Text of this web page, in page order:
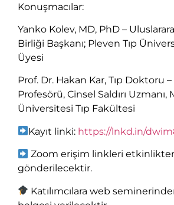
Konuşmacılar:
Yanko Kolev, MD, PhD –
Birliği Başkanı; Pleven Tıp
Üyesi
Prof. Dr. Hakan Kar, Tıp Doktoru –
Profesörü, Cinsel Saldırı Uzmanı,
Üniversitesi Tıp Fakültesi
Kayıt linki: https://lnkd.in/
Zoom erişim linkleri
gönderilecektir.
Katılımcılara web